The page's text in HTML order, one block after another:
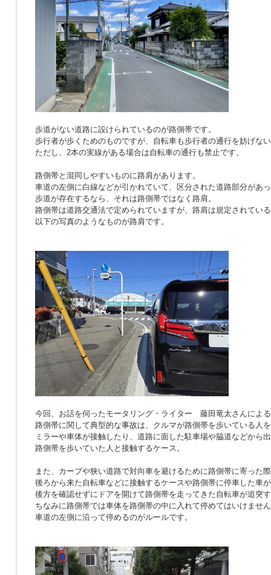
歩道がない道路に設けられているのが路側帯です。
歩行者が歩くためのものですが、自転車も歩行者の通行を妨げな
ただし、2本の実線がある場合は自転車の通行も禁止です。
路側帯と混同しやすいものに路肩があります。
車道の左側に白線などが引かれていて、区分された道路部分があ
歩道が存在するなら、それは路側帯ではなく路肩。
路側帯は道路交通法で定められていますが、路肩は規定されてい
以下の写真のようなものが路肩です。
今回、お話を伺ったモータリング・ライター 藤田竜太さんによ
路側帯に関して典型的な事故は、クルマが路側帯を歩いている人
ミラーや車体が接触したり、道路に面した駐車場や脇道などから
路側帯を歩いていた人と接触するケース。
また、カーブや狭い道路で対向車を避けるために路側帯に寄った
後ろから来た自転車などに接触するケースや路側帯に停車した車
後方を確認せずにドアを開けて路側帯を走ってきた自転車が追突
ちなみに路側帯では車体を路側帯の中に入れて停めてはいけませ
車道の左側に沿って停めるのがルールです。